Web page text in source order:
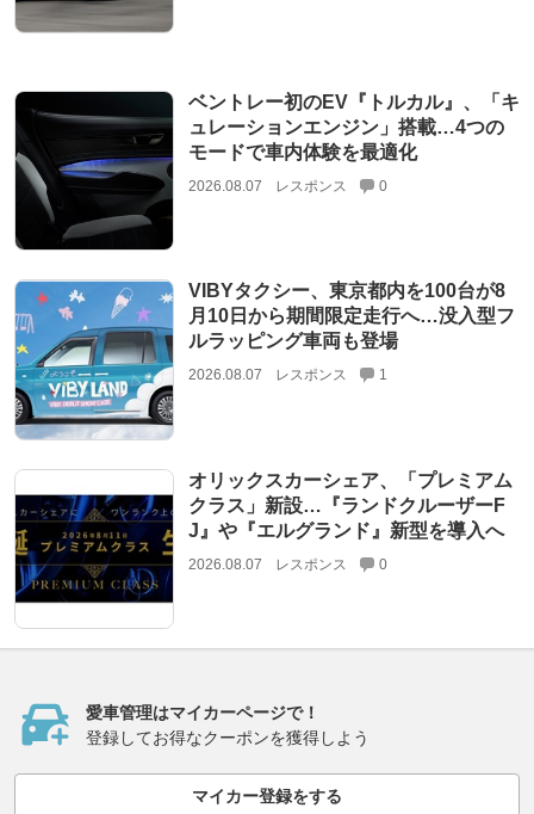
ベントレー初のEV『トルカル』、「キ
ュレーションエンジン」搭載…4つの
モードで車内体験を最適化
2026.08.07 レスポンス 0
VIBYタクシー、東京都内を100台が8
月10日から期間限定走行へ…没入型フ
ルラッピング車両も登場
2026.08.07 レスポンス 1
オリックスカーシェア、「プレミアム
クラス」新設…『ランドクルーザーF
J』や『エルグランド』新型を導入へ
2026.08.07 レスポンス 0
愛車管理はマイカーページで！
登録してお得なクーポンを獲得しよう
マイカー登録をする